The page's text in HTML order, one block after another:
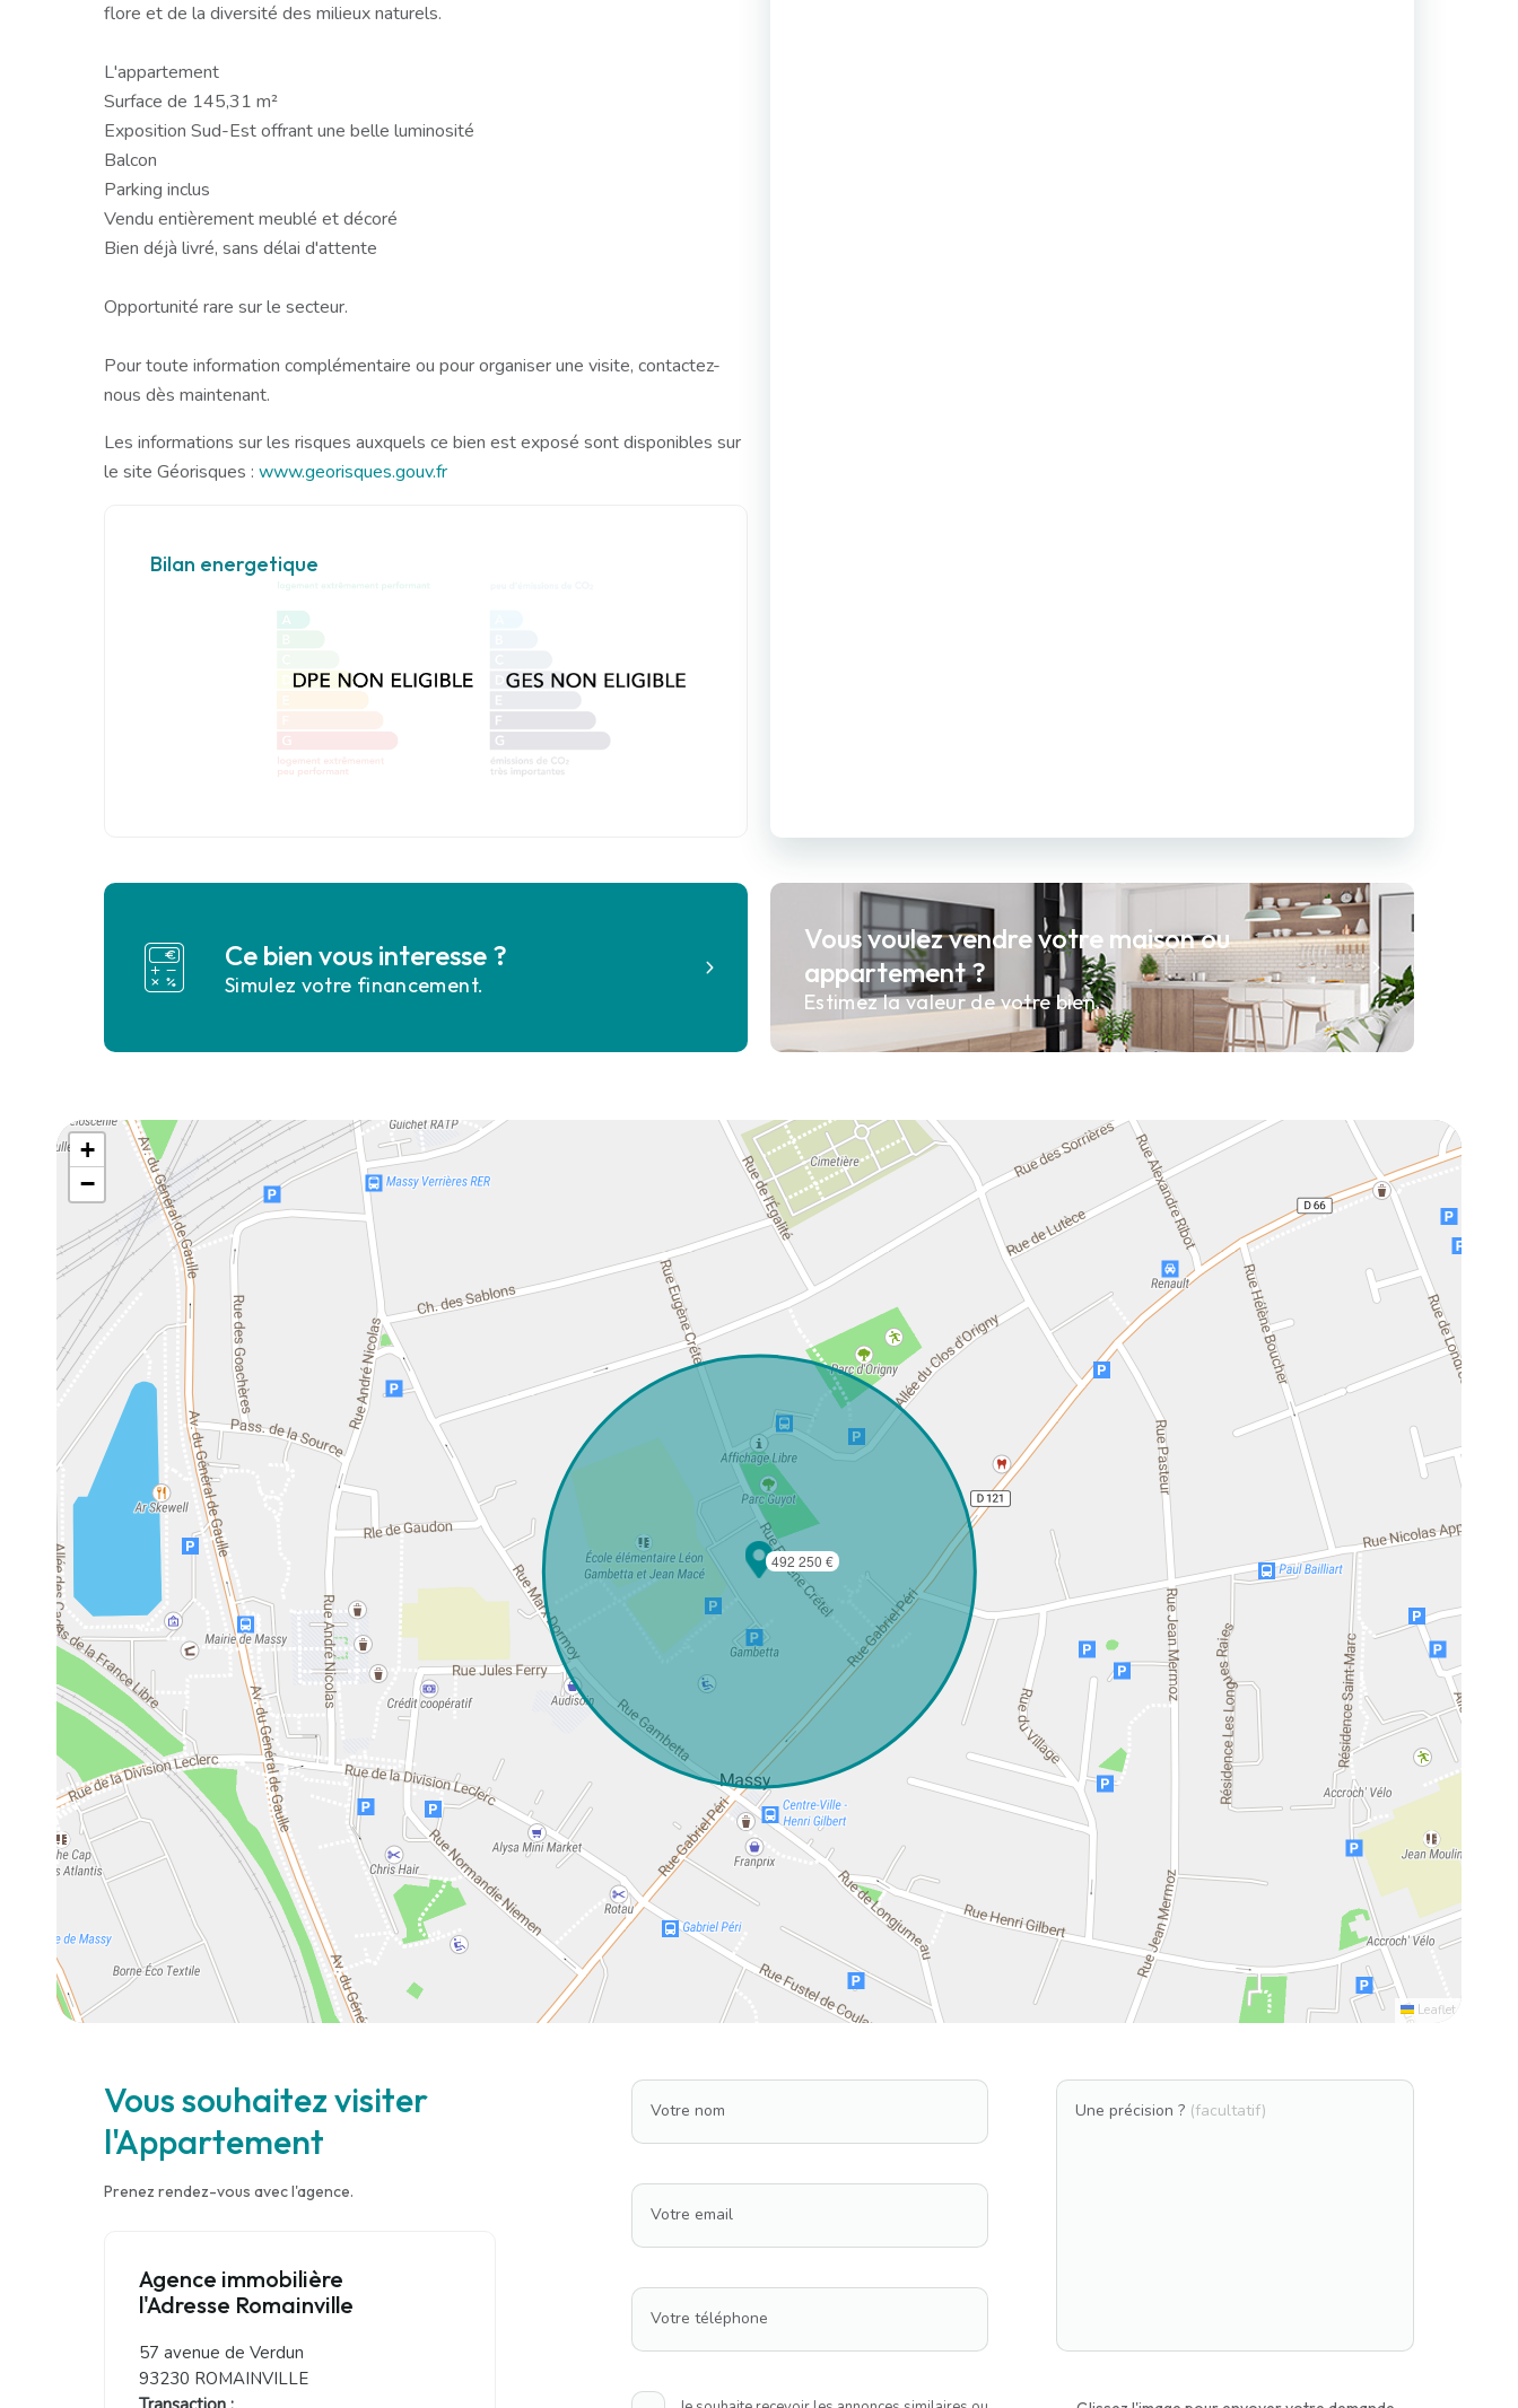
flore et de la diversité des milieux naturels.
L'appartement
Surface de 145,31 m²
Exposition Sud-Est offrant une belle luminosité
Balcon
Parking inclus
Vendu entièrement meublé et décoré
Bien déjà livré, sans délai d'attente
Opportunité rare sur le secteur.
Pour toute information complémentaire ou pour organiser une visite, contactez-
nous dès maintenant.
Les informations sur les risques auxquels ce bien est exposé sont disponibles sur
le site Géorisques : www.georisques.gouv.fr
Bilan energetique
Ce bien vous interesse ?
Simulez votre financement.
Vous voulez vendre votre maison ou
appartement ?
Estimez la valeur de votre bien.
492 250 €
+
−
Leaflet
Vous souhaitez visiter
l'Appartement
Prenez rendez-vous avec l'agence.
Agence immobilière
l'Adresse Romainville
57 avenue de Verdun
93230 ROMAINVILLE
Votre nom
Votre email
Votre téléphone
Une précision ? (facultatif)